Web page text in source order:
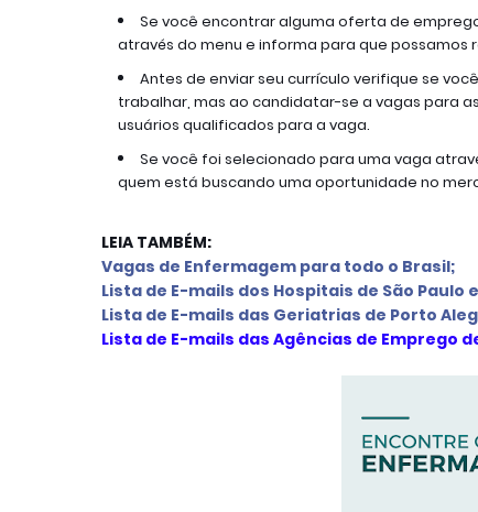
Se você encontrar alguma oferta de
através do menu e informa para que possamos
Antes de enviar seu currículo verifique se
trabalhar, mas ao candidatar-se a vagas para
usuários qualificados para a vaga.
Se você foi selecionado para uma vaga
quem está buscando uma oportunidade no
LEIA TAMBÉM:
Vagas de Enfermagem para todo o Brasil;
Lista de E-mails dos Hospitais de São Paulo
Lista de E-mails das Geriatrias de Porto
Lista de E-mails das Agências de Emprego